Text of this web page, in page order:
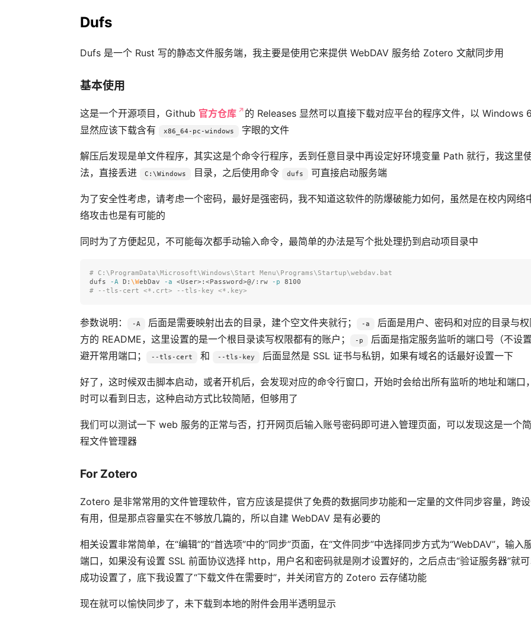
Dufs
Dufs 是一个 Rust 写的静态文件服务端，我主要是使用它来提供 WebDAV 服务给 Zotero 文献同步用
基本使用
这是一个开源项目，Github 官方仓库
的 Releases 显然可以直接下载对应平台的程序文件，以 Windows
显然应该下载含有
x86_64-pc-windows 字眼的文件
解压后发现是单文件程序，其实这是个命令行程序，丢到任意目录中再设定好环境变量 Path 就行，我这里
法，直接丢进
C:\Windows 目录，之后使用命令 dufs 可直接启动服务端
为了安全性考虑，请考虑一个密码，最好是强密码，我不知道这软件的防爆破能力如何，虽然是在校内网络
络攻击也是有可能的
同时为了方便起见，不可能每次都手动输入命令，最简单的办法是写个批处理扔到启动项目录中
# C:\ProgramData\Microsoft\Windows\Start Menu\Programs\Startup\webdav.bat
dufs
-A D: \WebDav -a <User>:<Password>@/:rw -p
# --tls-cert <*.crt> --tls-key <*.key>
参数说明： -A 后面是需要映射出去的目录，建个空文件夹就行； -a
后面是用户、密码和对应的目录与
方的 README，这里设置的是一个根目录读写权限都有的账户；
-p
后面是指定服务监听的端口号（不设
避开常用端口；
--tls-cert 和 --tls-key 后面显然是 SSL 证书与私钥，如果有域名的话最好设置一下
好了，这时候双击脚本启动，或者开机后，会发现对应的命令行窗口，开始时会给出所有监听的地址和端口
时可以看到日志，这种启动方式比较简陋，但够用了
我们可以测试一下 web 服务的正常与否，打开网页后输入账号密码即可进入管理页面，可以发现这是一个
程文件管理器
For Zotero
Zotero 是非常常用的文件管理软件，官方应该是提供了免费的数据同步功能和一定量的文件同步容量，跨
有用，但是那点容量实在不够放几篇的，所以自建 WebDAV 是有必要的
相关设置非常简单，在“编辑”的“首选项”中的“同步”页面，在“文件同步”中选择同步方式为“WebDAV”，输入
端口，如果没有设置 SSL 前面协议选择 http，用户名和密码就是刚才设置好的，之后点击“验证服务器”就
成功设置了，底下我设置了“下载文件在需要时”，并关闭官方的 Zotero 云存储功能
现在就可以愉快同步了，未下载到本地的附件会用半透明显示